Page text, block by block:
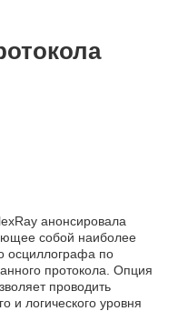
анонсировала
собой наиболее
осциллографа по
протокола. Опция
проводить
и логического уровня